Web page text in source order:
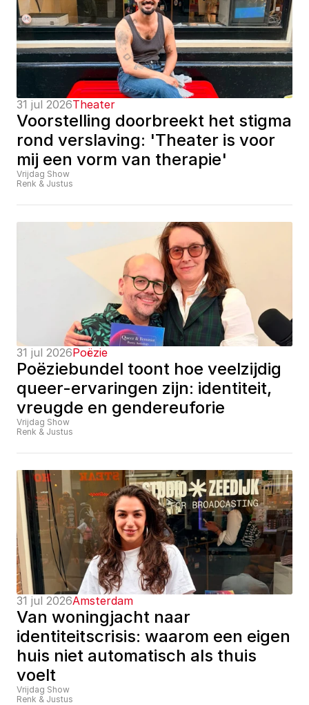
31 jul 2026Theater
Voorstelling doorbreekt het stigma
rond verslaving: 'Theater is voor
mij een vorm van therapie'
Vrijdag Show
Renk & Justus
31 jul 2026Poëzie
Poëziebundel toont hoe veelzijdig
queer-ervaringen zijn: identiteit,
vreugde en gendereuforie
Vrijdag Show
Renk & Justus
31 jul 2026Amsterdam
Van woningjacht naar
identiteitscrisis: waarom een eigen
huis niet automatisch als thuis
voelt
Vrijdag Show
Renk & Justus